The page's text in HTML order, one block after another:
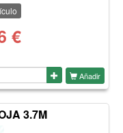
€
Añadir
3.7M